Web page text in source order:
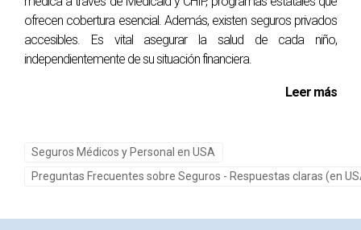
¿Es posible recibir un reembolso tras la
cancelación?
En muchos casos, si has pagado primas por adelantado y
cancelas tu póliza antes del final del período cubierto,
de tomar decisiones importantes sobre tu seguro. ¡Tú
tienes el poder!
ofrecen cobertura esencial. Además, existen seguros privados
accesibles. Es vital asegurar la salud de cada niño,
independientemente de su situación financiera.
Leer más
Seguros Médicos y Personal en USA
Preguntas Frecuentes sobre Seguros - Respuestas claras (en